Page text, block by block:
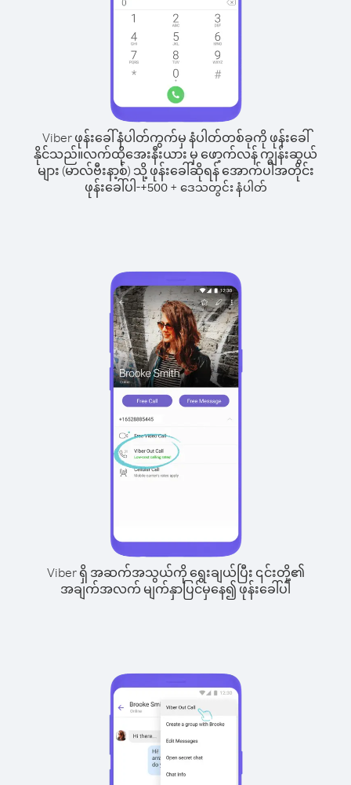
Viber ဖုန်းခေါ်နံပါတ်ကွက်မှ နံပါတ်တစ်ခုကို ဖုန်းခေါ်
နိုင်သည်။လက်ထိုအေးနီးယား မှ ဖော့က်လန် ကျွန်းဆွယ်
များ (မာလ်ဗီးနာ့စ်) သို့ ဖုန်းခေါ်ဆိုရန် အောက်ပါအတိုင်း
ဖုန်းခေါ်ပါ-+500+ ဒေသတွင်း နံပါတ်
Viber ရှိ အဆက်အသွယ်ကို ရွေးချယ်ပြီး ၎င်းတို့၏
အချက်အလက် မျက်နှာပြင်မှနေ၍ ဖုန်းခေါ်ပါ